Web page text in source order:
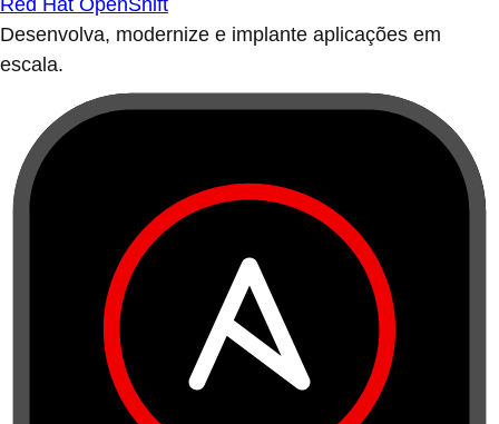
Red Hat OpenShift
Desenvolva, modernize e implante aplicações em
escala.